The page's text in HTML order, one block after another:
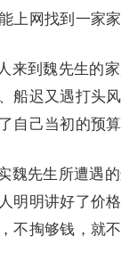
上网找到一家
来到魏先生的
船迟又遇打头
自己当初的预算
魏先生所遭遇
明明讲好了价
不掏够钱，就不